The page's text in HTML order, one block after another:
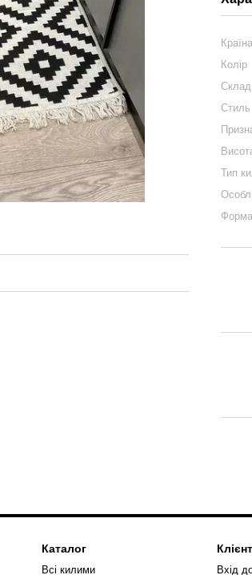
Колір
Склад
Стиль
Тип
Форма
Каталог
Всі килими Вхід